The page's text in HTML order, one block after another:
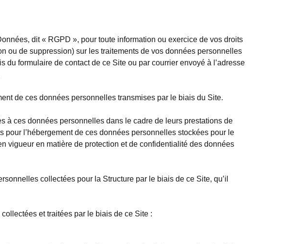
dit « RGPD », pour toute information ou exercice de vos droits
ou de suppression) sur les traitements de vos données personnelles
du formulaire de contact de ce Site ou par courrier envoyé à l’adresse
de ces données personnelles transmises par le biais du Site.
à ces données personnelles dans le cadre de leurs prestations de
l’hébergement de ces données personnelles stockées pour le
vigueur en matière de protection et de confidentialité des données
collectées pour la Structure par le biais de ce Site, qu’il
et traitées par le biais de ce Site :